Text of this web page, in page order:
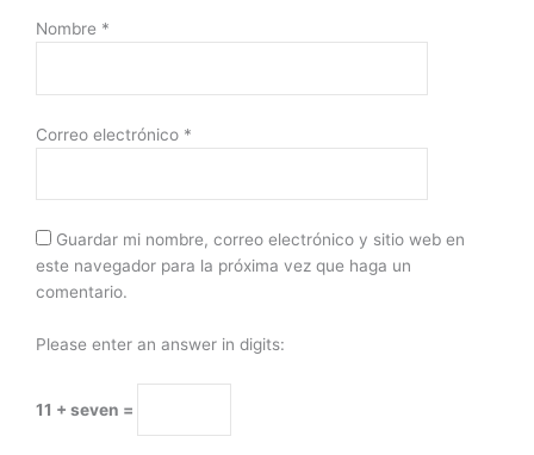
Nombre *
Correo electrónico *
Guardar mi nombre, correo electrónico y sitio web en
este navegador para la próxima vez que haga un
comentario.
Please enter an answer in digits:
11 + seven =